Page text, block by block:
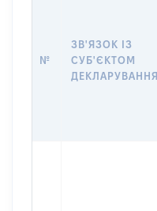
№
ЗВ'ЯЗОК ІЗ
СУБ'ЄКТОМ
ДЕКЛАРУВАННЯ